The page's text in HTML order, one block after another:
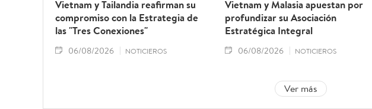
Vietnam y Tailandia reafirman su
compromiso con la Estrategia de
las "Tres Conexiones"
06/08/2026 NOTICIEROS
Vietnam y Malasia apuestan por
profundizar su Asociación
Estratégica Integral
06/08/2026 NOTICIEROS
Ver más